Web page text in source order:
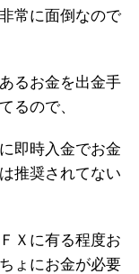
常に面倒なので
るお金を出金手
るので、
即時入金でお金
推奨されてない
Ｘに有る程度お
ょにお金が必要